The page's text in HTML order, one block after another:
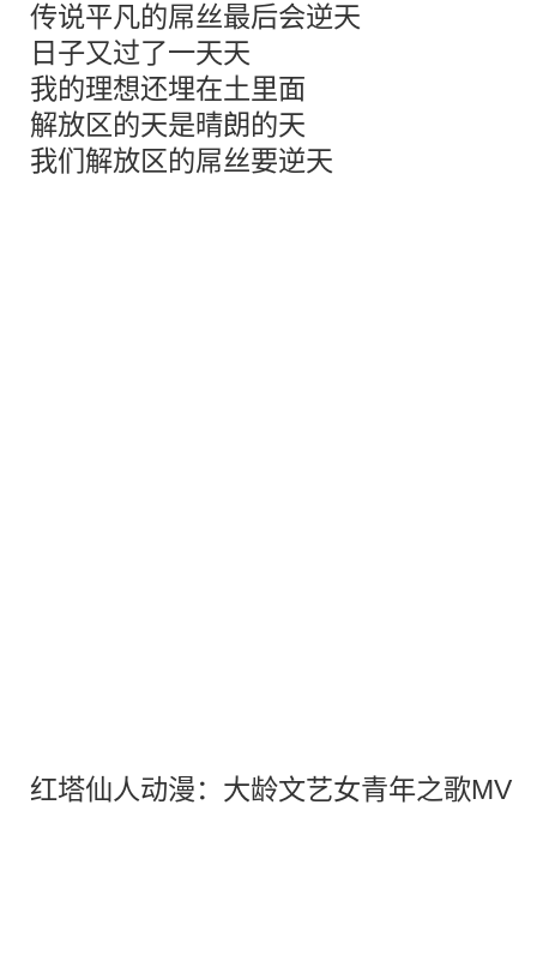
传说平凡的屌丝最后会逆天
日子又过了一天天
我的理想还埋在土里面
解放区的天是晴朗的天
我们解放区的屌丝要逆天
红塔仙人动漫：大龄文艺女青年之歌MV